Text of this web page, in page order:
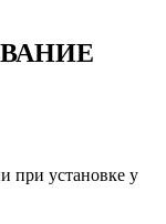
при установке у